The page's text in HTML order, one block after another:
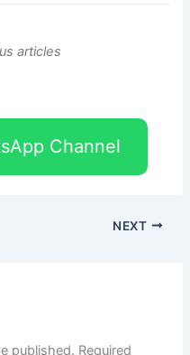
articles
Channel
NEXT
published. Required